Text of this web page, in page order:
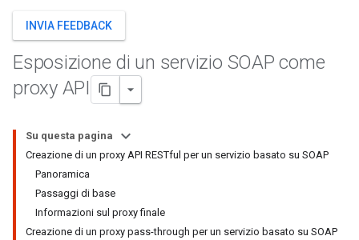
INVIA FEEDBACK
Esposizione di un servizio SOAP come
proxy API
Su questa pagina
Creazione di un proxy API RESTful per un servizio basato su SOAP
Panoramica
Passaggi di base
Informazioni sul proxy finale
Creazione di un proxy pass-through per un servizio basato su SOAP